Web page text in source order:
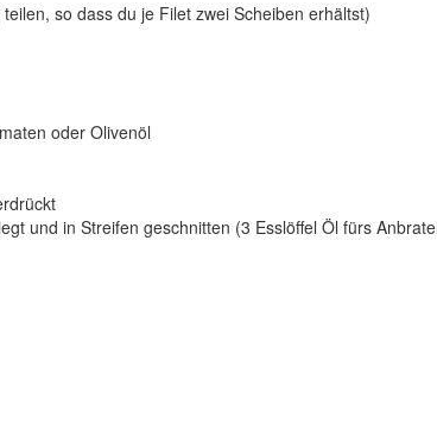
so dass du je Filet zwei Scheiben erhältst)
oder Olivenöl
und in Streifen geschnitten (3 Esslöffel Öl fürs